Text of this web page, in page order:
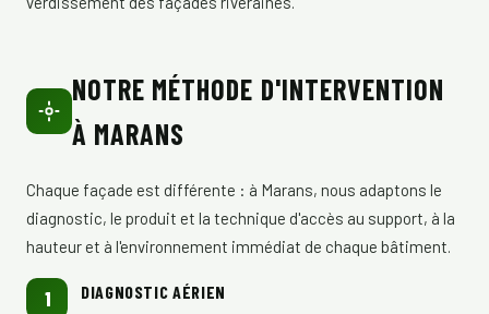
NOTRE MÉTHODE D'INTERVENTION
À MARANS
Chaque façade est différente : à Marans, nous adaptons le
diagnostic, le produit et la technique d'accès au support, à la
hauteur et à l'environnement immédiat de chaque bâtiment.
1 DIAGNOSTIC AÉRIEN